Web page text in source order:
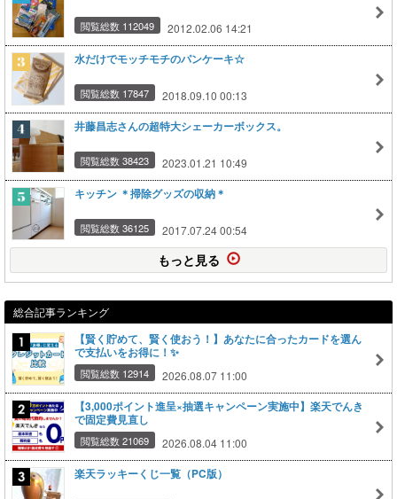
閲覧総数 112049 2012.02.06 14:21
水だけでモッチモチのパンケーキ☆
閲覧総数 17847 2018.09.10 00:13
井藤昌志さんの超特大シェーカーボックス。
閲覧総数 38423 2023.01.21 10:49
キッチン ＊掃除グッズの収納＊
閲覧総数 36125 2017.07.24 00:54
もっと見る
総合記事ランキング
【賢く貯めて、賢く使おう！】あなたに合ったカードを選ん
で支払いをお得に！✨
閲覧総数 12914 2026.08.07 11:00
【3,000ポイント進呈×抽選キャンペーン実施中】楽天でんき
で固定費見直し
閲覧総数 21069 2026.08.04 11:00
楽天ラッキーくじ一覧（PC版）